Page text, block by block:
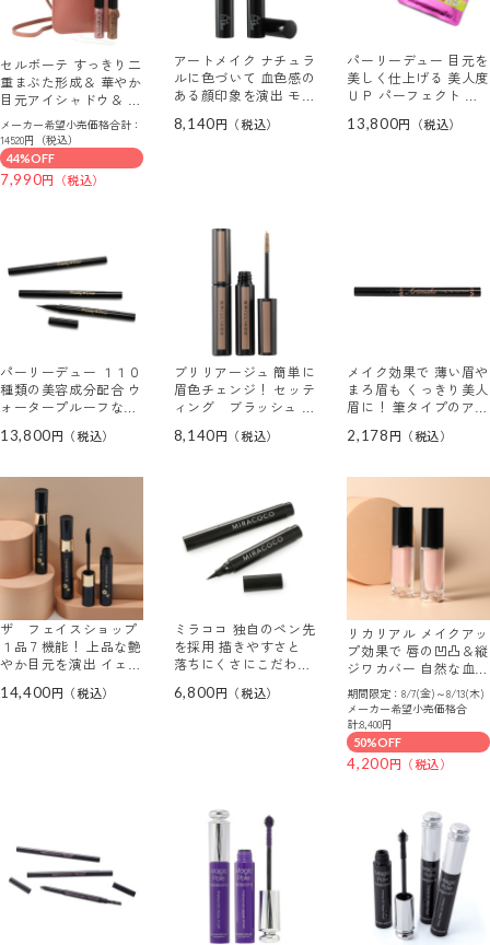
セルボーテ すっきり二
重まぶた形成＆ 華やか
目元アイシャドウ＆ 目
元美容液の１本３役！
まぶたリフト美容液 ハ
リピンシャドウ プレミ
アム ２色特別セット
メーカー希望小売価格合計：
14520円（税込）
44%OFF
7,990
アートメイク ナチュラ
ルに色づいて 血色感の
ある顔印象を演出 モイ
アプリコット＞ ２本セ
8,140
パーリーデュー 目元を
美しく仕上げる 美人度
ＵＰ パーフェクト メ
ット
13,800
パーリーデュー １１０
種類の美容成分配合 ウ
ォータープルーフなの
目力うるうるライナー
ルブラック＞ ３本セッ
13,800
ブリリアージュ 簡単に
眉色チェンジ！ セッテ
ィング ブラッシュ ア
ラウン＞ ２本セット
8,140
メイク効果で 薄い眉や
まろ眉も くっきり美人
眉に！ 筆タイプのアイ
ブロウ ＜ダークブラウ
2,178
ザ フェイスショップ
１品７機能！ 上品な艶
やか目元を演出 イェフ
カラ ＥＸ ３本セット
14,400
ミラココ 独自のペン先
を採用 描きやすさと
落ちにくさにこだわっ
ナー ２本セット
6,800
リカリアル メイクアッ
プ効果で 唇の凹凸＆縦
ジワカバー 自然な血色
感を演出 リップオイル
エッセンス ２本セット
期間限定：8/7(金)～8/13(木)
メーカー希望小売価格合
計:8,400円
50%OFF
4,200